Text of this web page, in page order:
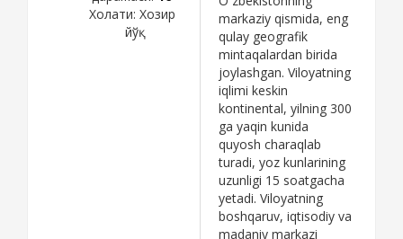
Холати: Хозир
йўқ
markaziy qismida, eng
qulay geografik
mintaqalardan birida
joylashgan. Viloyatning
iqlimi keskin
kontinental, yilning 300
ga yaqin kunida
quyosh charaqlab
turadi, yoz kunlarining
uzunligi 15 soatgacha
yetadi. Viloyatning
boshqaruv, iqtisodiy va
madaniy markazi